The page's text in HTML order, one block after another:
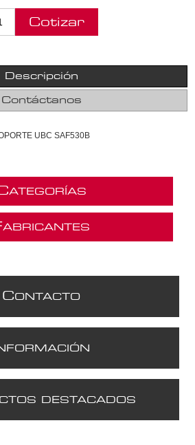
Descripción
Contáctanos
UBC SAF530B
ATEGORÍAS
ABRICANTES
CONTACTO
DESTACADOS